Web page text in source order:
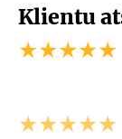
Klientu
★★★★★
★★★★★